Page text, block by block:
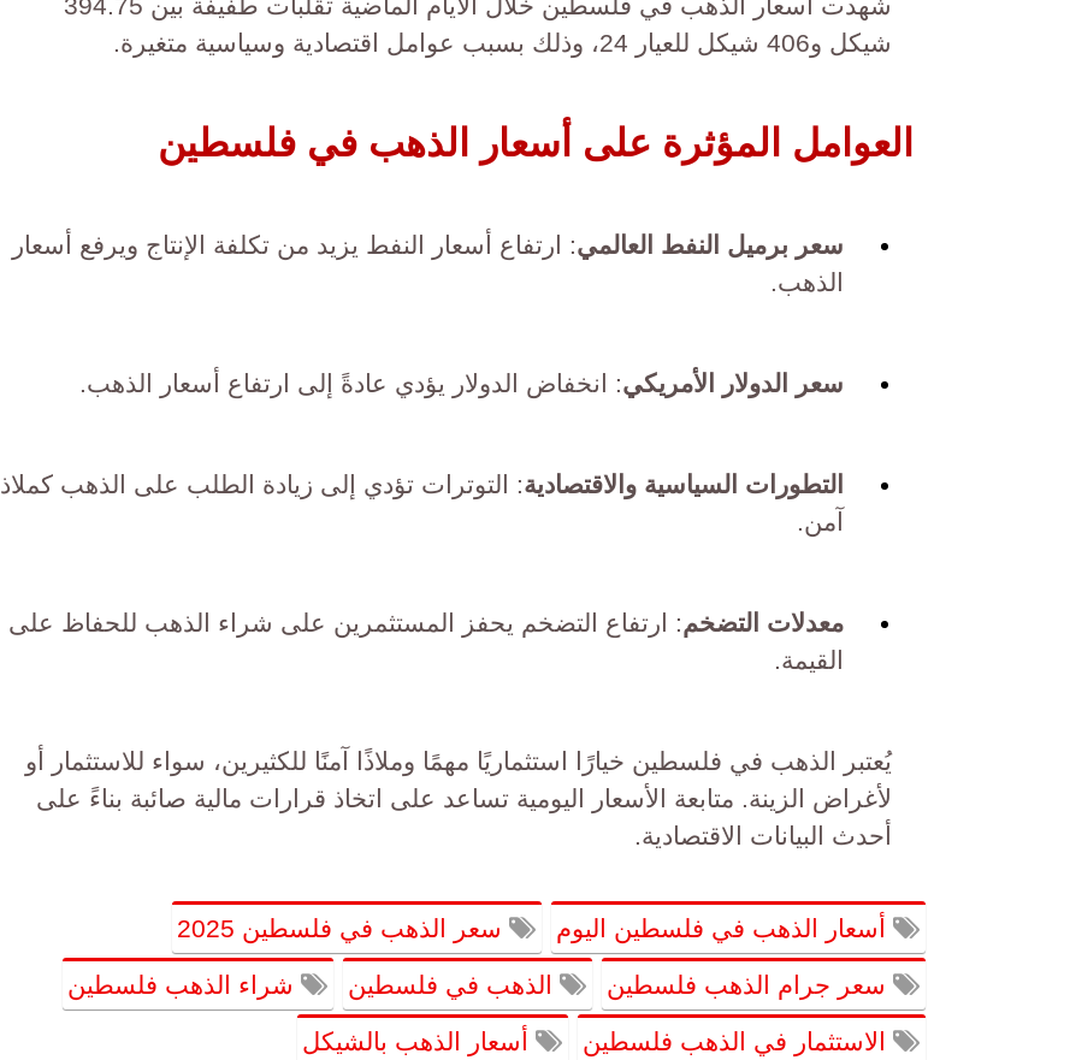
شيكل و406 شيكل للعيار 24، وذلك بسبب عوامل اقتصادية وسياسية متغيرة.
العوامل المؤثرة على أسعار الذهب في فلسطين
سعر برميل النفط العالمي: ارتفاع أسعار النفط يزيد من تكلفة الإنتاج ويرفع أسعار
الذهب.
سعر الدولار الأمريكي: انخفاض الدولار يؤدي عادةً إلى ارتفاع أسعار الذهب.
التطورات السياسية والاقتصادية: التوترات تؤدي إلى زيادة الطلب على الذهب كملاذ
آمن.
معدلات التضخم: ارتفاع التضخم يحفز المستثمرين على شراء الذهب للحفاظ على
القيمة.
يُعتبر الذهب في فلسطين خيارًا استثماريًا مهمًا وملاذًا آمنًا للكثيرين، سواء للاستثمار أو
لأغراض الزينة. متابعة الأسعار اليومية تساعد على اتخاذ قرارات مالية صائبة بناءً على
أحدث البيانات الاقتصادية.
أسعار الذهب في فلسطين اليوم سعر الذهب في فلسطين 2025
سعر جرام الذهب فلسطين الذهب في فلسطين شراء الذهب فلسطين
الاستثمار في الذهب فلسطين أسعار الذهب بالشيكل